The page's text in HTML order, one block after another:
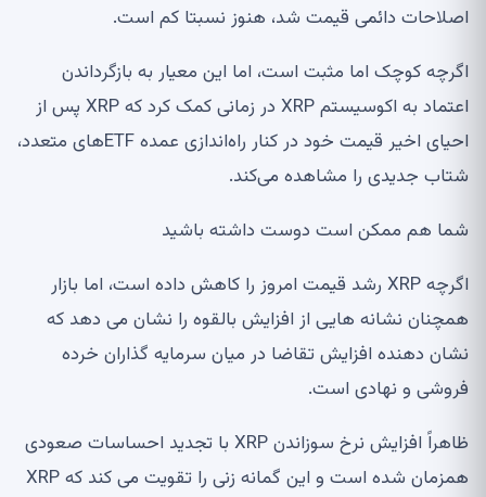
اصلاحات دائمی قیمت شد، هنوز نسبتا کم است.
اگرچه کوچک اما مثبت است، اما این معیار به بازگرداندن
اعتماد به اکوسیستم XRP در زمانی کمک کرد که XRP پس از
احیای اخیر قیمت خود در کنار راه‌اندازی عمده ETF‌های متعدد،
شتاب جدیدی را مشاهده می‌کند.
شما هم ممکن است دوست داشته باشید
اگرچه XRP رشد قیمت امروز را کاهش داده است، اما بازار
همچنان نشانه هایی از افزایش بالقوه را نشان می دهد که
نشان دهنده افزایش تقاضا در میان سرمایه گذاران خرده
فروشی و نهادی است.
ظاهراً افزایش نرخ سوزاندن XRP با تجدید احساسات صعودی
همزمان شده است و این گمانه زنی را تقویت می کند که XRP